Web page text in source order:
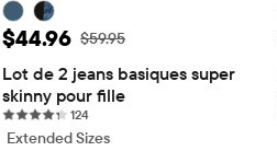
Prix ​​de vente: $44.96
$44.96 Prix ​​d'origine: $59.95
$59.95
Lot de 2 jeans basiques super
skinny pour fille
124124 reviews
Extended Sizes